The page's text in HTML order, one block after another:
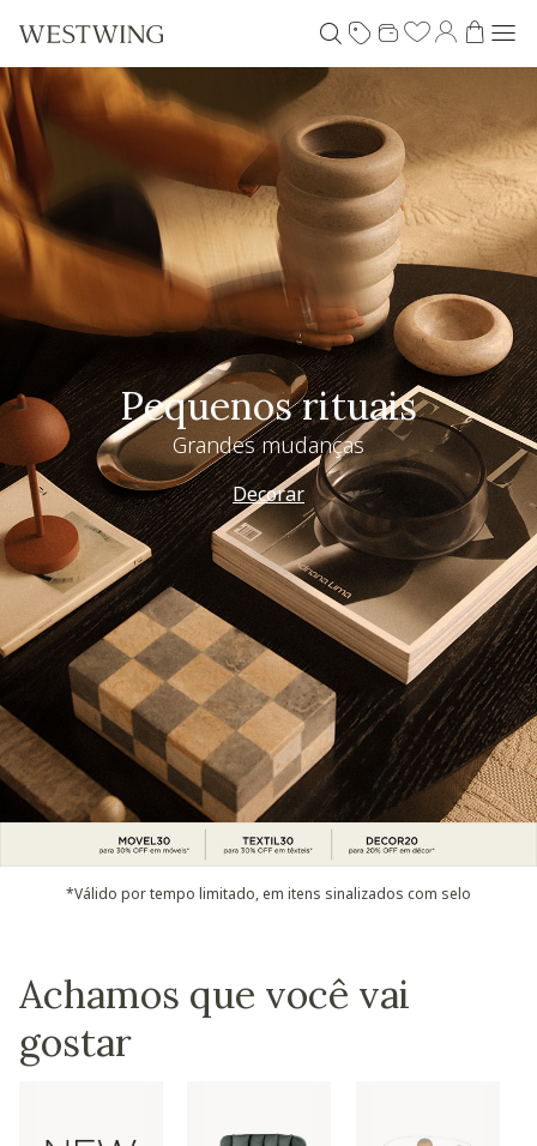
Pequenos rituais
Grandes mudanças
Decorar
*Válido por tempo limitado, em itens sinalizados com selo
Achamos que você vai
gostar